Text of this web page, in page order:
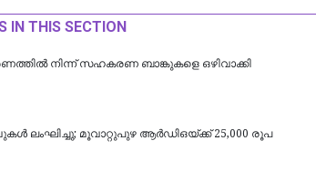
IN THIS SECTION
നിന്ന് സഹകരണ ബാങ്കുകളെ ഒഴിവാക്കി
ലംഘിച്ചു; മൂവാറ്റുപുഴ ആർഡിഒയ്ക്ക് 25,000 രൂപ